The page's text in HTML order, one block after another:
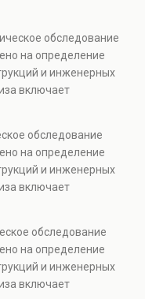
обследование
на определение
и инженерных
включает
безопасности.
недвижимости,
объектов, а
и технических
обследование
на определение
и инженерных
включает
безопасности.
недвижимости,
объектов, а
и технических
обследование
на определение
и инженерных
включает